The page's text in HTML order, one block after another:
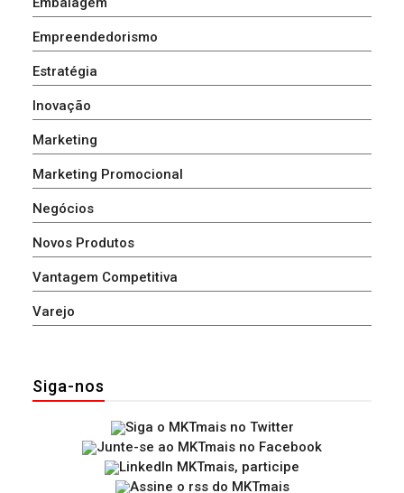
Empreendedorismo
Estratégia
Inovação
Marketing
Marketing Promocional
Negócios
Novos Produtos
Vantagem Competitiva
Varejo
Siga-nos